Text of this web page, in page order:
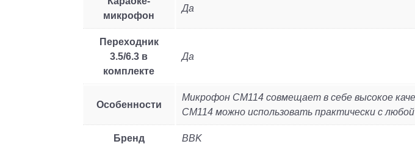
микрофон
Да
Переходник
3.5/6.3 в
комплекте
Да
Особенности
Микрофон CM114 совмещает в себе высокое
CM114 можно использовать практически с
Бренд BBK